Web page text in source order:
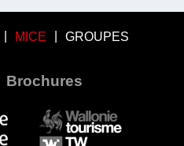
MICE GROUPES
Brochures